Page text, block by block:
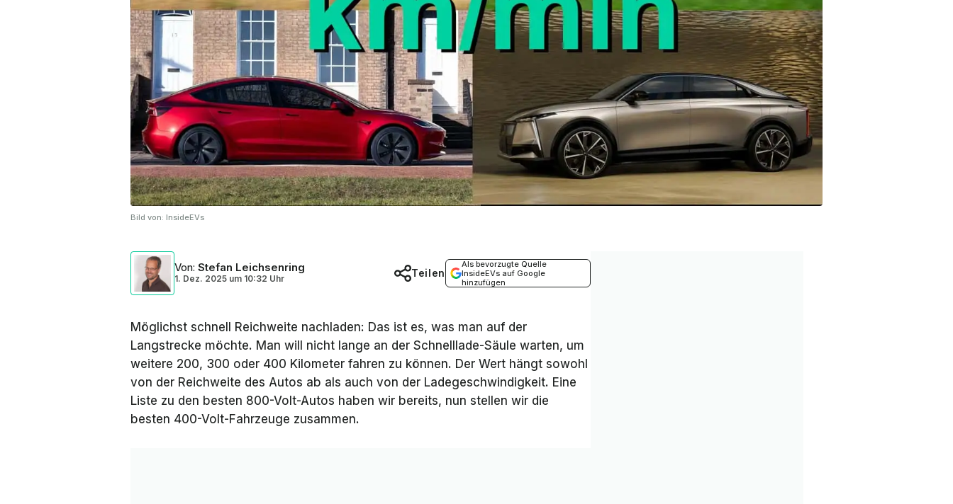
Bild von: InsideEVs
Von: Stefan Leichsenring
1. Dez. 2025 um 10:32 Uhr
Als bevorzugte Quelle
InsideEVs auf Google
hinzufügen
Teilen
Möglichst schnell Reichweite nachladen: Das ist es, was man auf der
Langstrecke möchte. Man will nicht lange an der Schnelllade-Säule warten, um
weitere 200, 300 oder 400 Kilometer fahren zu können. Der Wert hängt sowohl
von der Reichweite des Autos ab als auch von der Ladegeschwindigkeit. Eine
Liste zu den besten 800-Volt-Autos haben wir bereits, nun stellen wir die
besten 400-Volt-Fahrzeuge zusammen.